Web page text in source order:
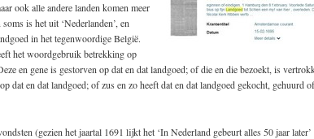
ook alle andere landen komen meer
is het uit ‘Nederlanden’, en
in het tegenwoordige België.
het woordgebruik betrekking op
en gene is gestorven op dat en dat landgoed; of die en die bezoekt, is
dat en dat landgoed; of zus en zo heeft dat en dat landgoed gekocht, gehuurd
(gezien het jaartal 1691 lijkt het ‘In Nederland gebeurt alles 50 jaar